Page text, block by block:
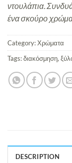
ντουλάπια.
ένα σκούρο χρώμα
Category:Χρώματα
Tags:διακόσμηση,
DESCRIPTION